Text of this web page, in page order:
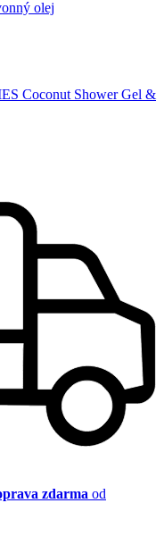
olej
Coconut Shower Gel &
zdarma od